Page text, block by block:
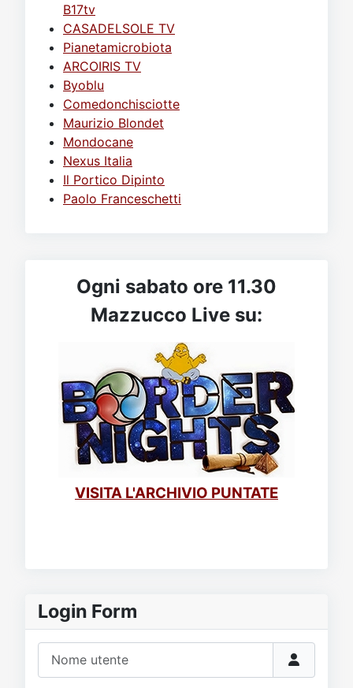
Login Form
B17tv
CASADELSOLE TV
Pianetamicrobiota
ARCOIRIS TV
Byoblu
Comedonchisciotte
Maurizio Blondet
Mondocane
Nexus Italia
Il Portico Dipinto
Paolo Franceschetti
Ogni sabato ore 11.30
Mazzucco Live su:
VISITA L'ARCHIVIO PUNTATE